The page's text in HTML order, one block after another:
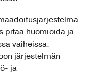
pitää huomioida ja
vaiheissa.
järjestelmän
ja